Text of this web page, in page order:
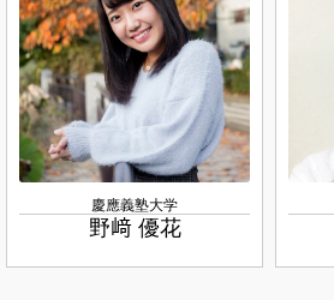
慶應義塾大学
野﨑 優花